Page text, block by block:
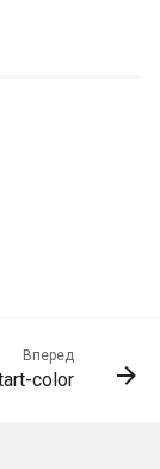
Вперед
color